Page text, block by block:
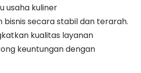
usaha kuliner
secara stabil dan terarah.
kualitas layanan
keuntungan dengan